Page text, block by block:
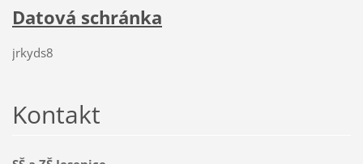
Datová schránka
jrkyds8
Kontakt